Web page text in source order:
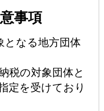
事項
となる地方団体
税の対象団体と
定を受けており